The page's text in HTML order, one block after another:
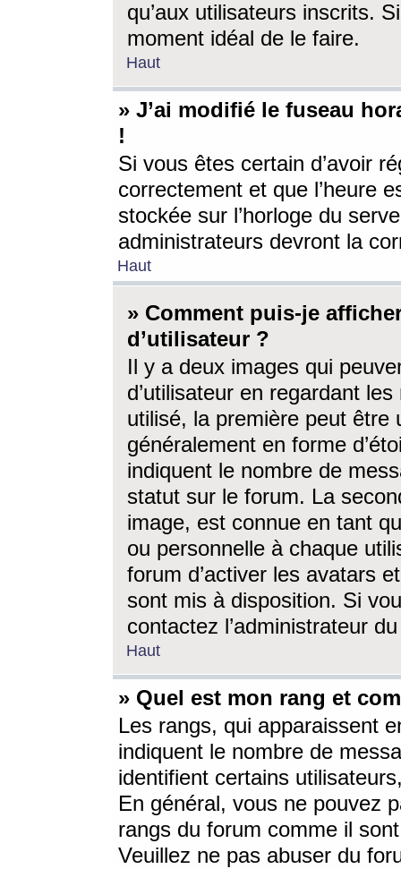
qu’aux utilisateurs inscrits.
moment idéal de le faire.
Haut
» J’ai modifié le fuseau
!
Si vous êtes certain d’avoir
correctement et que l’heure
stockée sur l’horloge du
administrateurs devront la
Haut
» Comment puis-je
d’utilisateur ?
Il y a deux images qui
d’utilisateur en regardant
utilisé, la première peut être
généralement en forme
indiquent le nombre de
statut sur le forum. La
image, est connue en tant
ou personnelle à chaque
forum d’activer les avatars
sont mis à disposition. Si
contactez l’administrateur
Haut
» Quel est mon rang et
Les rangs, qui apparaissent
indiquent le nombre de
identifient certains
En général, vous ne pouvez
rangs du forum comme il
Veuillez ne pas abuser du